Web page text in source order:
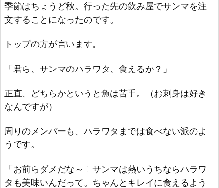
季節はちょうど秋。行った先の飲み屋でサンマを注
文することになったのです。
トップの方が言います。
「君ら、サンマのハラワタ、食えるか？」
正直、どちらかというと魚は苦手。（お刺身は好き
なんですが）
周りのメンバーも、ハラワタまでは食べない派のよ
うです。
「お前らダメだな～！サンマは熱いうちならハラワ
タも美味いんだって。ちゃんとキレイに食えるよう